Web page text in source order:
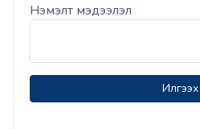
Нэмэлт мэдээлэл
Илгээх